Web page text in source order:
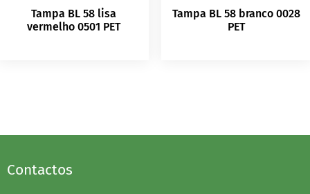
Tampa BL 58 lisa
vermelho 0501 PET
Tampa BL 58 branco 0028
PET
Contactos